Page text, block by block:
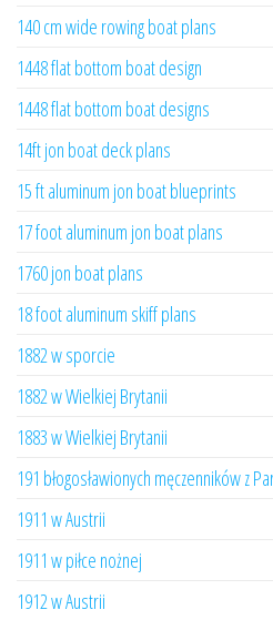
140 cm wide rowing boat plans
1448 flat bottom boat design
1448 flat bottom boat designs
14ft jon boat deck plans
15 ft aluminum jon boat blueprints
17 foot aluminum jon boat plans
1760 jon boat plans
18 foot aluminum skiff plans
1882 w sporcie
1882 w Wielkiej Brytanii
1883 w Wielkiej Brytanii
191 błogosławionych męczenników z
1911 w Austrii
1911 w piłce nożnej
1912 w Austrii